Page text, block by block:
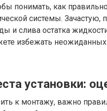
понимать, как
системы. Зачастую,
и слива остатка
избежать неожиданных
установки:
к монтажу, важно